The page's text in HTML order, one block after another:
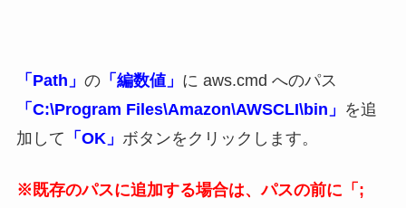
「Path」 の「編数値」 に aws.cmd へのパス
「C:\Program Files\Amazon\AWSCLI\bin」 を追
加して 「OK」 ボタンをクリックします。
※既存のパスに追加する場合は、パスの前に「;